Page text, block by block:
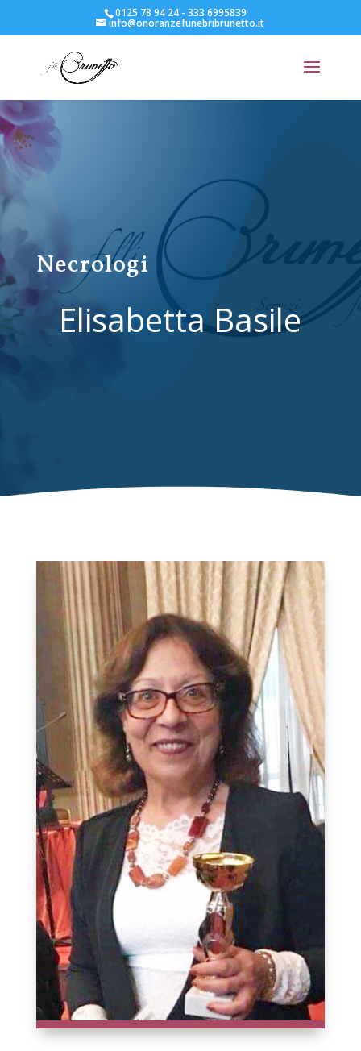
0125 78 94 24 - 333 6995839
info@onoranzefunebribrunetto.it
Necrologi
Elisabetta Basile